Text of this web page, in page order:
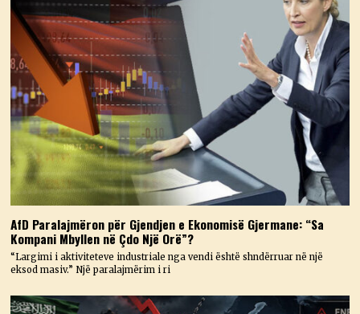
AfD Paralajmëron për Gjendjen e Ekonomisë Gjermane: “Sa
Kompani Mbyllen në Çdo Një Orë”?
“Largimi i aktiviteteve industriale nga vendi është shndërruar në një
eksod masiv.” Një paralajmërim i ri